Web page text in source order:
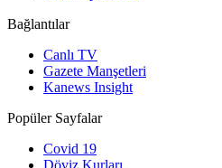
Bağlantılar
Canlı TV
Gazete Manşetleri
Kanews Insight
Popüler Sayfalar
Covid 19